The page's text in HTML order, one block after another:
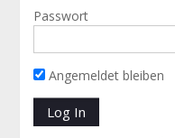
Passwort
Angemeldet bleiben